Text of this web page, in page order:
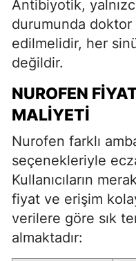
Antibiyotik,
durumunda doktor
edilmelidir, her
değildir.
NUROFEN
MALIYETI
Nurofen farklı
seçenekleriyle
Kullanıcıların
fiyat ve erişim
verilere göre sık
almaktadır: